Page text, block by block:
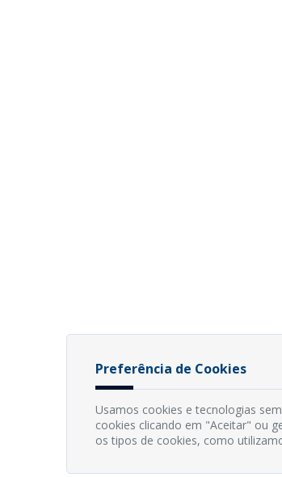
Preferência de Cookies
Usamos cookies e tecnologias
cookies clicando em "Aceitar" ou
os tipos de cookies, como